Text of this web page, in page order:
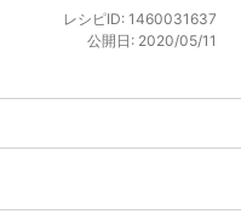
レシピID: 1460031637
公開日: 2020/05/11